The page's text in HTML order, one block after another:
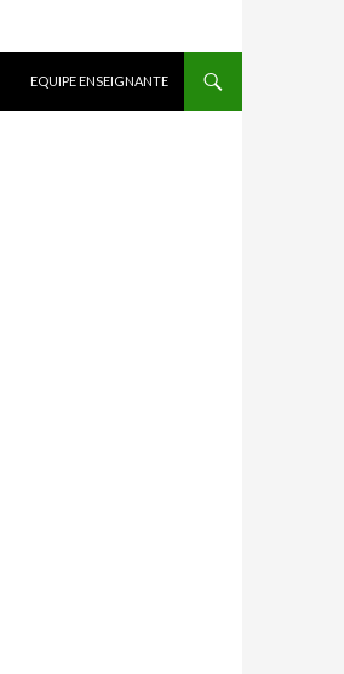
EQUIPE ENSEIGNANTE